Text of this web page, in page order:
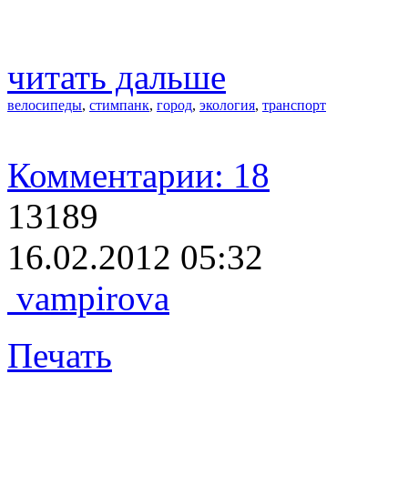
читать дальше
велосипеды, стимпанк, город, экология, транспорт
Комментарии: 18
13189
16.02.2012 05:32
vampirova
Печать